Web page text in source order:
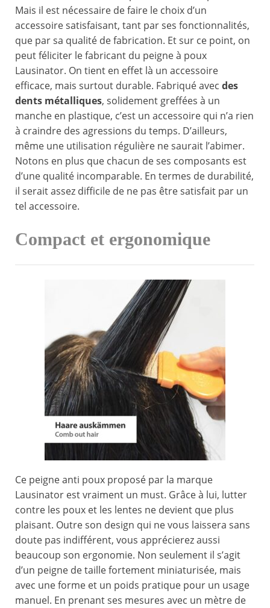
Mais il est nécessaire de faire le choix d’un
accessoire satisfaisant, tant par ses fonctionnalités,
que par sa qualité de fabrication. Et sur ce point, on
peut féliciter le fabricant du peigne à poux
Lausinator. On tient en effet là un accessoire
efficace, mais surtout durable. Fabriqué avec des
dents métalliques, solidement greffées à un
manche en plastique, c’est un accessoire qui n’a rien
à craindre des agressions du temps. D’ailleurs,
même une utilisation régulière ne saurait l’abimer.
Notons en plus que chacun de ses composants est
d’une qualité incomparable. En termes de durabilité,
il serait assez difficile de ne pas être satisfait par un
tel accessoire.
Compact et ergonomique
Ce peigne anti poux proposé par la marque
Lausinator est vraiment un must. Grâce à lui, lutter
contre les poux et les lentes ne devient que plus
plaisant. Outre son design qui ne vous laissera sans
doute pas indifférent, vous apprécierez aussi
beaucoup son ergonomie. Non seulement il s’agit
d’un peigne de taille fortement miniaturisée, mais
avec une forme et un poids pratique pour un usage
manuel. En prenant ses mesures avec un mètre de